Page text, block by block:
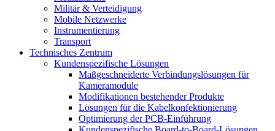
Militär & Verteidigung
Mobile Netzwerke
Instrumentierung
Transport
Technisches Zentrum
Kundenspezifische Lösungen
Maßgeschneiderte Verbindungslösungen für
Kameramodule
Modifikationen bestehender Produkte
Lösungen für die Kabelkonfektionierung
Optimierung der PCB-Einführung